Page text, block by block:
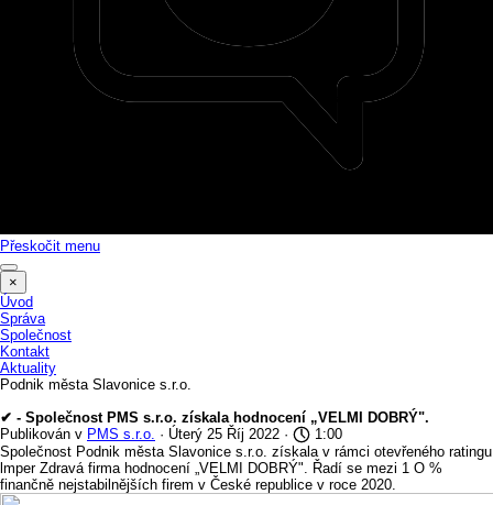
Přeskočit menu
×
Úvod
Správa
Společnost
Kontakt
Aktuality
Podnik města Slavonice s.r.o.
✔ - Společnost PMS s.r.o. získala hodnocení „VELMI DOBRÝ".
Publikován v PMS s.r.o. · Úterý 25 Říj 2022 ·
1:00
Společnost Podnik města Slavonice s.r.o. získala v rámci otevřeného ratingu
lmper Zdravá firma hodnocení „VELMI DOBRÝ". Řadí se mezi 1 O %
finančně nejstabilnějších firem v České republice v roce 2020.